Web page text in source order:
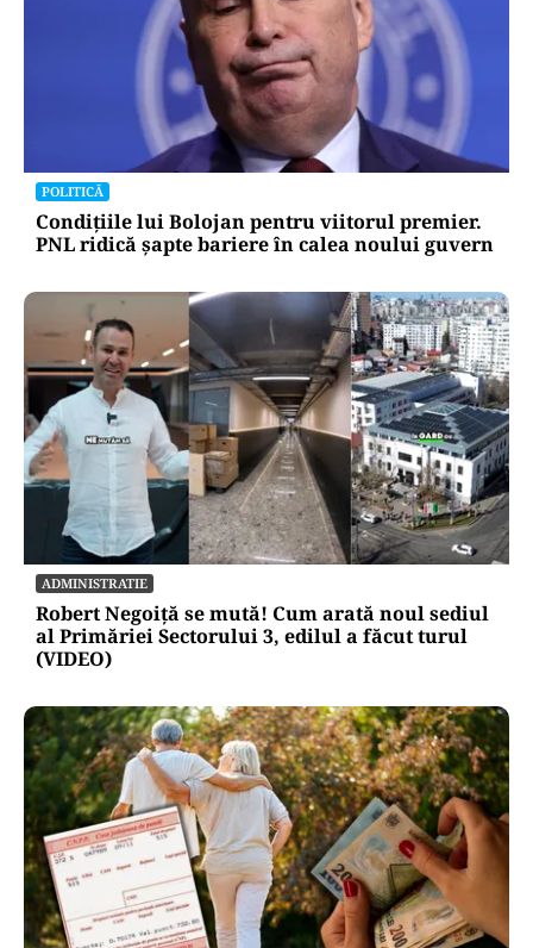
POLITICĂ
Condițiile lui Bolojan pentru viitorul premier.
PNL ridică șapte bariere în calea noului guvern
ADMINISTRATIE
Robert Negoiță se mută! Cum arată noul sediul
al Primăriei Sectorului 3, edilul a făcut turul
(VIDEO)